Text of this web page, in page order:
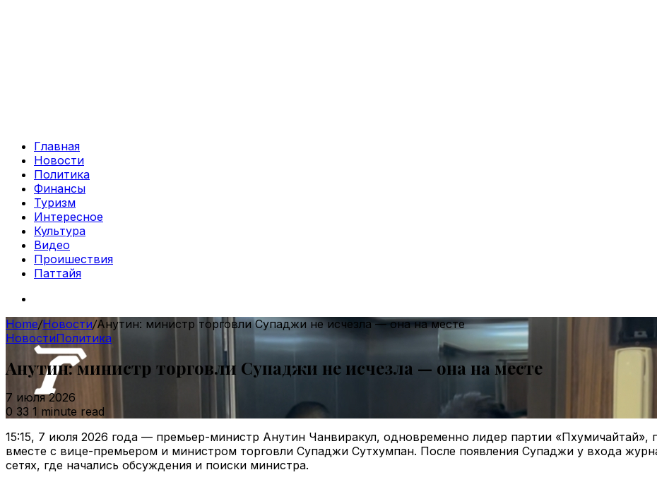
Главная
Новости
Политика
Финансы
Туризм
Интересное
Культура
Видео
Проишествия
Паттайя
Home/Новости/Анутин: министр торговли Супаджи не исчезла — она на месте
НовостиПолитика
Анутин: министр торговли Супаджи не исчезла — она на месте
7 июля 2026
0 33 1 minute read
15:15, 7 июля 2026 года — премьер-министр Анутин Чанвиракул, одновременно лидер партии «Пхумичайтай»,
вместе с вице-премьером и министром торговли Супаджи Сутхумпан. После появления Супаджи у входа
сетях, где начались обсуждения и поиски министра.